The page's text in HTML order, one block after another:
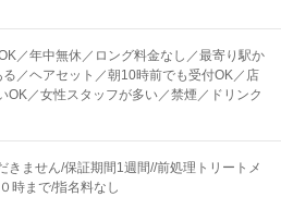
／年中無休／ロング料金なし／最寄り駅か
／ヘアセット／朝10時前でも受付OK／店
OK／女性スタッフが多い／禁煙／ドリンク
きません/保証期間1週間//前処理トリートメ
時まで/指名料なし